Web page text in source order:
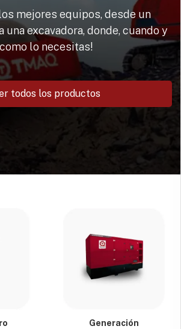
mejores equipos, desde un
una excavadora, donde, cuando y
como lo necesitas!
todos los productos
Generación